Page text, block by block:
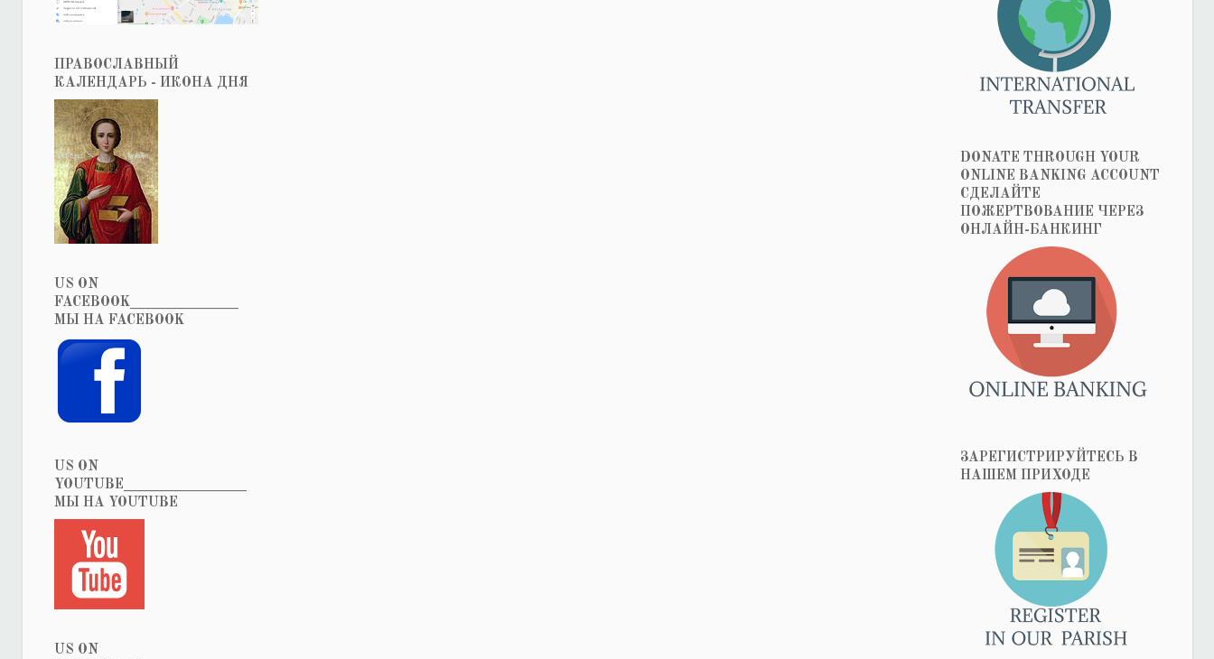
ПРАВОСЛАВНЫЙ
КАЛЕНДАРЬ - ИКОНА ДНЯ
US ON
FACEBOOK_______________
МЫ НА FACEBOOK
US ON
YOUTUBE_________________
МЫ НА YOUTUBE
US ON
DONATE THROUGH YOUR
ONLINE BANKING ACCOUNT
СДЕЛАЙТЕ
ПОЖЕРТВОВАНИЕ ЧЕРЕЗ
ОНЛАЙН-БАНКИНГ
ЗАРЕГИСТРИРУЙТЕСЬ В
НАШЕМ ПРИХОДЕ